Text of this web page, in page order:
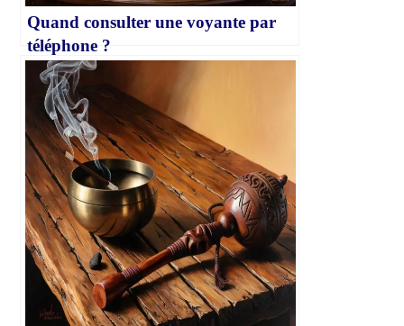
Quand consulter une voyante par
téléphone ?